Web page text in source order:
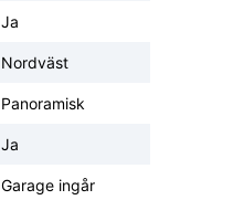
Ja
Nordväst
Panoramisk
Ja
Garage ingår